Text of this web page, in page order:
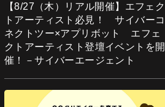
【8/27（木）リアル開催】エフェク
トアーティスト必見！ サイバーコ
ネクトツー×アプリボット エフェ
クトアーティスト登壇イベントを開
催！－サイバーエージェント